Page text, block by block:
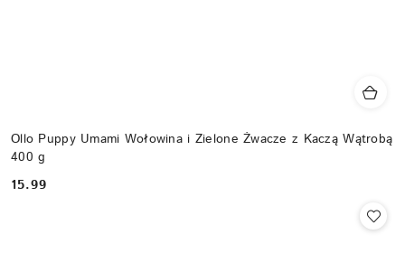
Ollo Puppy Umami Wołowina i Zielone Żwacze z Kaczą Wątrobą
400 g
Cena:
15.99